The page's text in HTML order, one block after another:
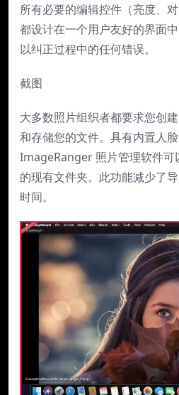
所有必要的编辑控件（亮度、
都设计在一个用户友好的界面
以纠正过程中的任何错误。
截图
大多数照片组织者都要求您创
和存储您的文件。具有内置人
ImageRanger 照片管理软件可
的现有文件夹。此功能减少了
时间。